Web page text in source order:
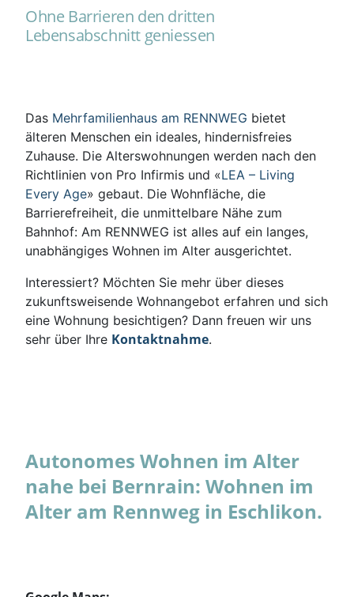
Ohne Barrieren den dritten
Lebensabschnitt geniessen
Das Mehrfamilienhaus am RENNWEG bietet
älteren Menschen ein ideales, hindernisfreies
Zuhause. Die Alterswohnungen werden nach den
Richtlinien von Pro Infirmis und «LEA – Living
Every Age» gebaut. Die Wohnfläche, die
Barrierefreiheit, die unmittelbare Nähe zum
Bahnhof: Am RENNWEG ist alles auf ein langes,
unabhängiges Wohnen im Alter ausgerichtet.
Interessiert? Möchten Sie mehr über dieses
zukunftsweisende Wohnangebot erfahren und sich
eine Wohnung besichtigen? Dann freuen wir uns
sehr über Ihre Kontaktnahme.
Autonomes Wohnen im Alter
nahe bei Bernrain: Wohnen im
Alter am Rennweg in Eschlikon.